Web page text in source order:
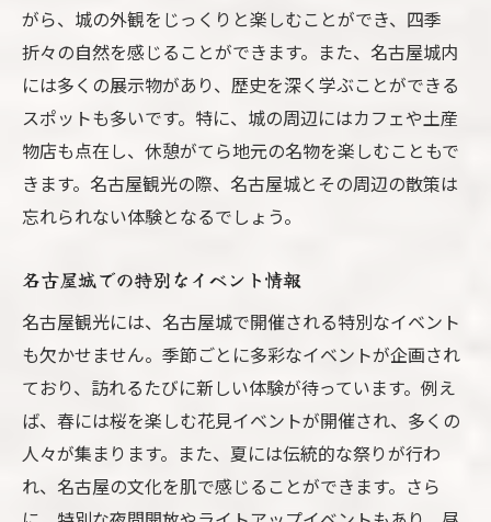
がら、城の外観をじっくりと楽しむことができ、四季
折々の自然を感じることができます。また、名古屋城内
には多くの展示物があり、歴史を深く学ぶことができる
スポットも多いです。特に、城の周辺にはカフェや土産
物店も点在し、休憩がてら地元の名物を楽しむこともで
きます。名古屋観光の際、名古屋城とその周辺の散策は
忘れられない体験となるでしょう。
名古屋城での特別なイベント情報
名古屋観光には、名古屋城で開催される特別なイベント
も欠かせません。季節ごとに多彩なイベントが企画され
ており、訪れるたびに新しい体験が待っています。例え
ば、春には桜を楽しむ花見イベントが開催され、多くの
人々が集まります。また、夏には伝統的な祭りが行わ
れ、名古屋の文化を肌で感じることができます。さら